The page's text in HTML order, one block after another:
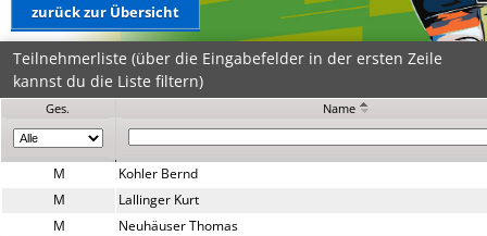
zurück zur Übersicht
Teilnehmerliste (über die Eingabefelder in der ersten Zeile
kannst du die Liste filtern)
Ges. Name
M
Kohler Bernd
M
Lallinger Kurt
M
Neuhäuser Thomas